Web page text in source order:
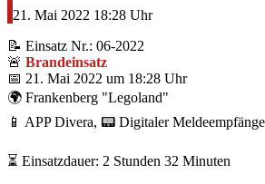
21. Mai 2022 18:28 Uhr
📝 Einsatz Nr.: 06-2022
🚨 Brandeinsatz
📅 21. Mai 2022 um 18:28 Uhr
🌍 Frankenberg "Legoland"
📱 APP Divera, 📟 Digitaler
⏳ Einsatzdauer: 2 Stunden 32 Minuten